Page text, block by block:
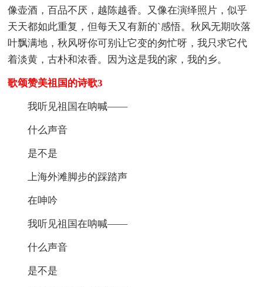
像壶酒，百品不厌，越陈越香。又像在演绎照片，似乎
天天都如此重复，但每天又有新的`感悟。秋风无期吹落
叶飘满地，秋风呀你可别让它变的匆忙呀，我只求它代
着淡黄，古朴和浓香。因为这是我的家，我的乡。
歌颂赞美祖国的诗歌3
我听见祖国在呐喊——
什么声音
是不是
上海外滩脚步的踩踏声
在呻吟
我听见祖国在呐喊——
什么声音
是不是